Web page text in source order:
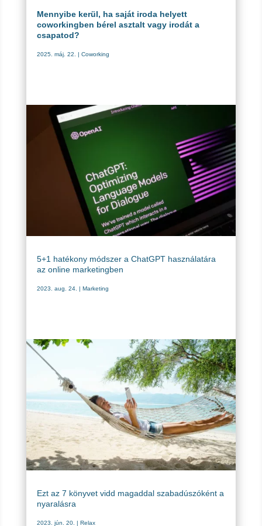
Mennyibe kerül, ha saját iroda helyett
coworkingben bérel asztalt vagy irodát a
csapatod?
2025. máj. 22. | Coworking
5+1 hatékony módszer a ChatGPT használatára
az online marketingben
2023. aug. 24. | Marketing
Ezt az 7 könyvet vidd magaddal szabadúszóként a
nyaralásra
2023. jún. 20. | Relax